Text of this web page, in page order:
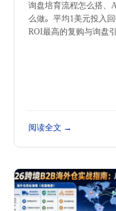
询盘培育流程怎么搭、
么做。平均1美元投入
ROI最高的复购与询盘引
阅读全文 →